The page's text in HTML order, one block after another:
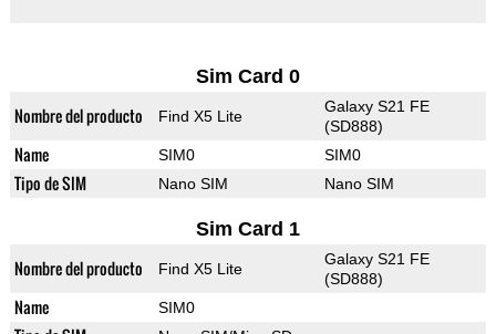
Sim Card 0
Nombre del producto Find X5 Lite
Galaxy S21 FE
(SD888)
Name SIM0 SIM0
Tipo de SIM Nano SIM Nano SIM
Sim Card 1
Nombre del producto Find X5 Lite
Galaxy S21 FE
(SD888)
Name SIM0